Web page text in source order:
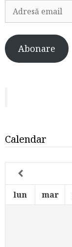
Adresă
email
Abonare
Calendar
lun mar